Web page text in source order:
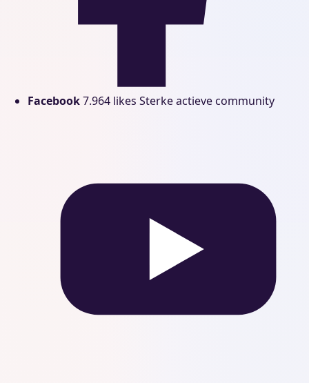
Facebook7.964 likes Sterke actieve community